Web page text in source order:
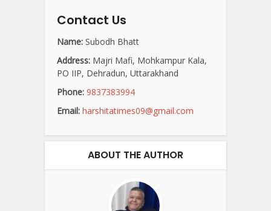
Contact Us
Name: Subodh Bhatt
Address: Majri Mafi, Mohkampur Kala,
PO IIP, Dehradun, Uttarakhand
Phone: 9837383994
Email: harshitatimes09@gmail.com
ABOUT THE AUTHOR